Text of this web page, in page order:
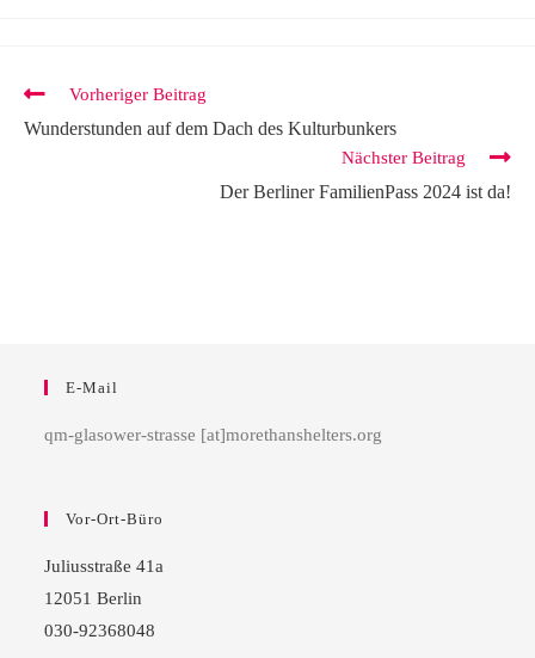
Vorheriger Beitrag
Wunderstunden auf dem Dach des Kulturbunkers
Nächster Beitrag
Der Berliner FamilienPass 2024 ist da!
E-Mail
qm-glasower-strasse [at]morethanshelters.org
Vor-Ort-Büro
Juliusstraße 41a
12051 Berlin
030-92368048